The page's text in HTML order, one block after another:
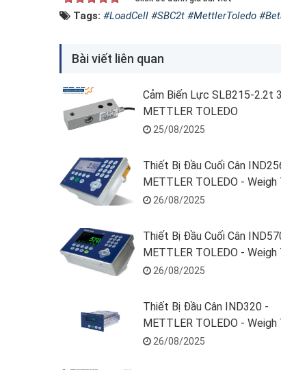
Tags: #LoadCell #SBC2t #MettlerToledo
Bài viết liên quan
Cảm Biến Lực SLB215-2.2t
METTLER TOLEDO
25/08/2025
Thiết Bị Đầu Cuối Cân
METTLER TOLEDO - Weigh
246H10001100000
26/08/2025
Thiết Bị Đầu Cuối Cân
METTLER TOLEDO - Weigh
T57000H600000000A0
26/08/2025
Thiết Bị Đầu Cân IND320 -
METTLER TOLEDO - Weigh
32E100000000000
26/08/2025